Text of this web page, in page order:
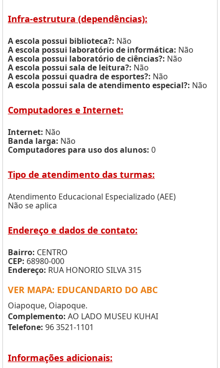
Infra-estrutura (dependências):
A escola possui biblioteca?: Não
A escola possui laboratório de informática: Não
A escola possui laboratório de ciências?: Não
A escola possui sala de leitura?: Não
A escola possui quadra de esportes?: Não
A escola possui sala de atendimento especial?: Não
Computadores e Internet:
Internet: Não
Banda larga: Não
Computadores para uso dos alunos: 0
Tipo de atendimento das turmas:
Atendimento Educacional Especializado (AEE)
Não se aplica
Endereço e dados de contato:
Bairro: CENTRO
CEP: 68980-000
Endereço: RUA HONORIO SILVA 315
VER MAPA: EDUCANDARIO DO ABC
Oiapoque, Oiapoque.
Complemento: AO LADO MUSEU KUHAI
Telefone: 96 3521-1101
Informações adicionais: